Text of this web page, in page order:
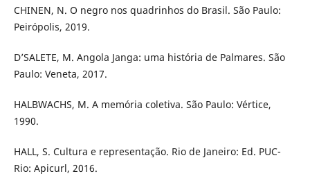
CHINEN, N. O negro nos quadrinhos do Brasil. São Paulo:
Peirópolis, 2019.
D’SALETE, M. Angola Janga: uma história de Palmares. São
Paulo: Veneta, 2017.
HALBWACHS, M. A memória coletiva. São Paulo: Vértice,
1990.
HALL, S. Cultura e representação. Rio de Janeiro: Ed. PUC-
Rio: Apicurl, 2016.